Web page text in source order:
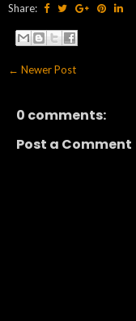
Share:
← Newer Post
0 comments:
Post a Comment